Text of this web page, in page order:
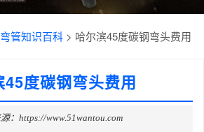
弯管知识百科 > 哈尔滨45度碳钢弯头费用
45度碳钢弯头费用
：https://www.51wantou.com